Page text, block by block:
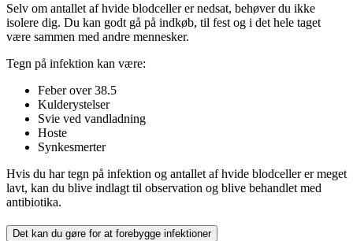
Selv om antallet af hvide blodceller er nedsat, behøver du ikke
isolere dig. Du kan godt gå på indkøb, til fest og i det hele taget
være sammen med andre mennesker.
Tegn på infektion kan være:
Feber over 38.5
Kulderystelser
Svie ved vandladning
Hoste
Synkesmerter
Hvis du har tegn på infektion og antallet af hvide blodceller er meget
lavt, kan du blive indlagt til observation og blive behandlet med
antibiotika.
Det kan du gøre for at forebygge infektioner